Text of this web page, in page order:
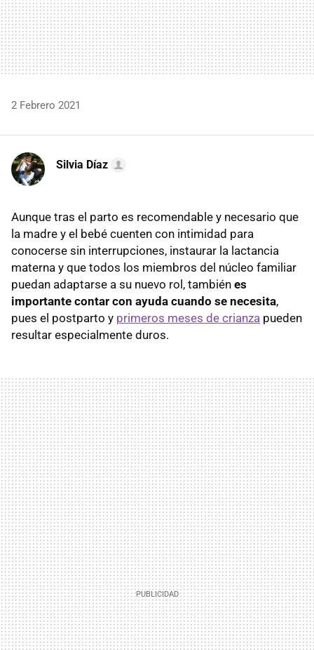
2 Febrero 2021
Silvia Díaz
Aunque tras el parto es recomendable y necesario que
la madre y el bebé cuenten con intimidad para
conocerse sin interrupciones, instaurar la lactancia
materna y que todos los miembros del núcleo familiar
puedan adaptarse a su nuevo rol, también es
importante contar con ayuda cuando se necesita,
pues el postparto y primeros meses de crianza pueden
resultar especialmente duros.